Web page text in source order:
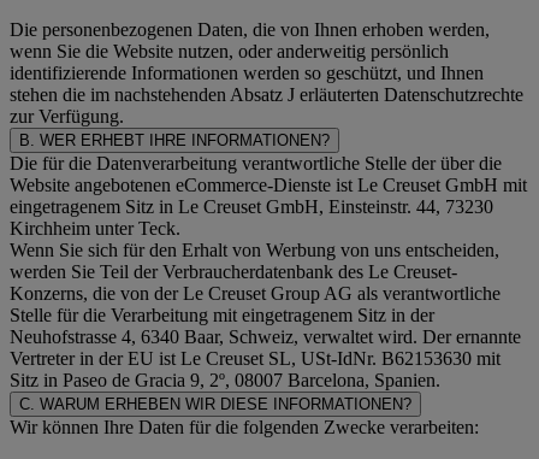
Die personenbezogenen Daten, die von Ihnen erhoben werden,
wenn Sie die Website nutzen, oder anderweitig persönlich
identifizierende Informationen werden so geschützt, und Ihnen
stehen die im nachstehenden Absatz J erläuterten Datenschutzrechte
zur Verfügung.
B. WER ERHEBT IHRE INFORMATIONEN?
Die für die Datenverarbeitung verantwortliche Stelle der über die
Website angebotenen eCommerce-Dienste ist Le Creuset GmbH mit
eingetragenem Sitz in Le Creuset GmbH, Einsteinstr. 44, 73230
Kirchheim unter Teck.
Wenn Sie sich für den Erhalt von Werbung von uns entscheiden,
werden Sie Teil der Verbraucherdatenbank des Le Creuset-
Konzerns, die von der Le Creuset Group AG als verantwortliche
Stelle für die Verarbeitung mit eingetragenem Sitz in der
Neuhofstrasse 4, 6340 Baar, Schweiz, verwaltet wird. Der ernannte
Vertreter in der EU ist Le Creuset SL, USt-IdNr. B62153630 mit
Sitz in Paseo de Gracia 9, 2º, 08007 Barcelona, Spanien.
C. WARUM ERHEBEN WIR DIESE INFORMATIONEN?
Wir können Ihre Daten für die folgenden Zwecke verarbeiten: